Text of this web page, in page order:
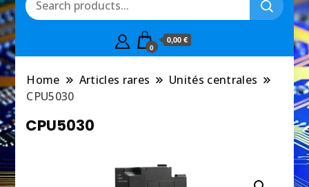
0
0,00 €
Home Articles rares
Unités centrales
CPU5030
CPU5030